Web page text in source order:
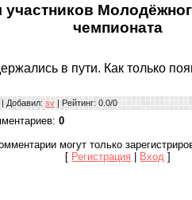
чемпионата
в пути. Как только
Добавил: sv | Рейтинг: 0.0/0
: 0
могут только
[ Регистрация Вход ]